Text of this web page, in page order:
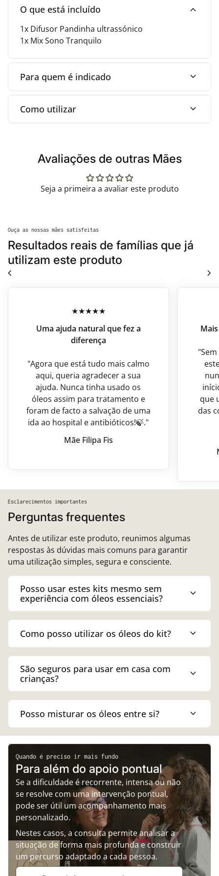
Desligamento automático quando o reservatório
está vazio
Cobertura até 30 m²
Alimentação via USB ou rede elétrica (opcional)
Design compacto e funcional
O que está incluído expand_more
1x Difusor Pandinha ultrassónico
1x Mix Sono Tranquilo
Para quem é indicado expand_more
Como utilizar expand_more
Avaliações de outras Mães
Seja a primeira a avaliar este produto
Ouça as nossas mães satisfeitas
Resultados reais de famílias que já
utilizam este produto
chevron_left chevron_right
Uma ajuda natural que fez a
diferença
"Agora que está tudo mais calmo
aqui, queria agradecer a sua
ajuda. Nunca tinha usado os
óleos assim para tratamento e
foram de facto a salvação de uma
ida ao hospital e antibióticos!🍃."
Mãe Filipa Fis
que
das
Esclarecimentos importantes
Perguntas frequentes
Antes de utilizar este produto, reunimos algumas
respostas às dúvidas mais comuns para garantir
uma utilização simples, segura e consciente.
Posso usar estes kits mesmo sem
experiência com óleos essenciais?
expand_more
Como posso utilizar os óleos do kit? expand_more
São seguros para usar em casa com
crianças?
expand_more
Posso misturar os óleos entre si? expand_more
Quando é preciso ir mais fundo
Para além do apoio pontual
Se a dificuldade é recorrente, intensa ou não
se resolve com uma intervenção pontual,
pode ser útil um acompanhamento mais
personalizado.
Nestes casos, a consulta permite analisar a
situação de forma mais profunda e construir
um percurso adaptado a cada pessoa.